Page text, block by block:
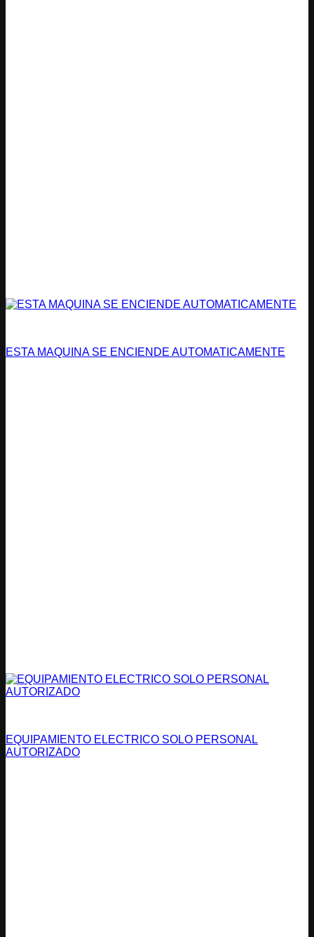
ESTA MAQUINA SE ENCIENDE AUTOMATICAMENTE
EQUIPAMIENTO ELECTRICO SOLO PERSONAL
AUTORIZADO